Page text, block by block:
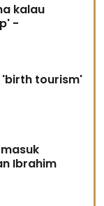
kalau
-
'birth tourism'
Ibrahim